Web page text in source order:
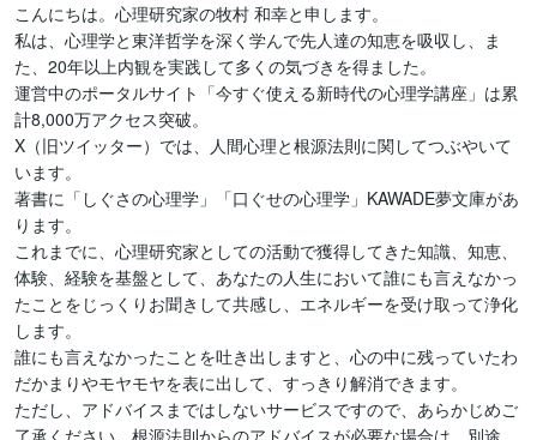
こんにちは。心理研究家の牧村 和幸と申します。
私は、心理学と東洋哲学を深く学んで先人達の知恵を吸収し、ま
た、20年以上内観を実践して多くの気づきを得ました。
運営中のポータルサイト「今すぐ使える新時代の心理学講座」は累
計8,000万アクセス突破。
X（旧ツイッター）では、人間心理と根源法則に関してつぶやいて
います。
著書に「しぐさの心理学」「口ぐせの心理学」KAWADE夢文庫があ
ります。
これまでに、心理研究家としての活動で獲得してきた知識、知恵、
体験、経験を基盤として、あなたの人生において誰にも言えなかっ
たことをじっくりお聞きして共感し、エネルギーを受け取って浄化
します。
誰にも言えなかったことを吐き出しますと、心の中に残っていたわ
だかまりやモヤモヤを表に出して、すっきり解消できます。
ただし、アドバイスまではしないサービスですので、あらかじめご